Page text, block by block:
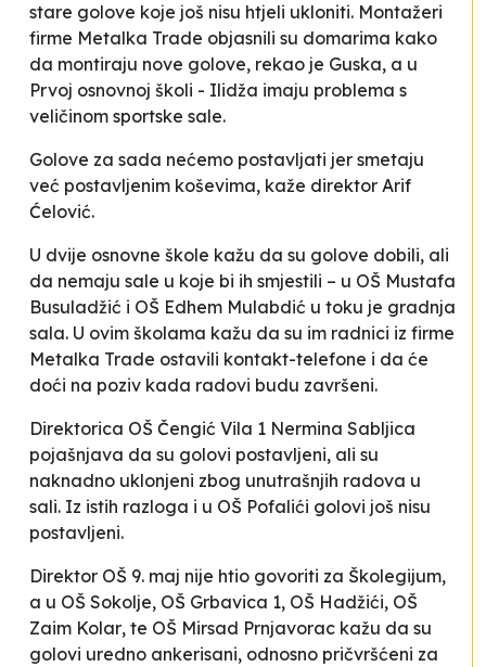
stare golove koje još nisu htjeli ukloniti. Montažeri
firme Metalka Trade objasnili su domarima kako
da montiraju nove golove, rekao je Guska, a u
Prvoj osnovnoj školi - Ilidža imaju problema s
veličinom sportske sale.
Golove za sada nećemo postavljati jer smetaju
već postavljenim koševima, kaže direktor Arif
Ćelović.
U dvije osnovne škole kažu da su golove dobili, ali
da nemaju sale u koje bi ih smjestili – u OŠ Mustafa
Busuladžić i OŠ Edhem Mulabdić u toku je gradnja
sala. U ovim školama kažu da su im radnici iz firme
Metalka Trade ostavili kontakt-telefone i da će
doći na poziv kada radovi budu završeni.
Direktorica OŠ Čengić Vila 1 Nermina Sabljica
pojašnjava da su golovi postavljeni, ali su
naknadno uklonjeni zbog unutrašnjih radova u
sali. Iz istih razloga i u OŠ Pofalići golovi još nisu
postavljeni.
Direktor OŠ 9. maj nije htio govoriti za Školegijum,
a u OŠ Sokolje, OŠ Grbavica 1, OŠ Hadžići, OŠ
Zaim Kolar, te OŠ Mirsad Prnjavorac kažu da su
golovi uredno ankerisani, odnosno pričvršćeni za